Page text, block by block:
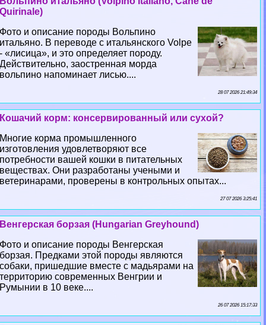
Quirinale)
Фото и описание породы Вольпино
итальяно. В переводе с итальянского Volpe
- «лисица», и это определяет породу.
Действительно, заостренная морда
вольпино напоминает лисью....
28 07 2026 21:49:34
Кошачий корм: консервированный или сухой?
Многие корма промышленного
изготовления удовлетворяют все
потребности вашей кошки в питательных
веществах. Они разработаны учеными и
ветеринарами, проверены в контрольных опытах...
27 07 2026 3:25:41
Венгерская борзая (Hungarian Greyhound)
Фото и описание породы Венгерская
борзая. Предками этой породы являются
собаки, пришедшие вместе с мадьярами на
территорию современных Венгрии и
Румынии в 10 веке....
26 07 2026 15:17:33